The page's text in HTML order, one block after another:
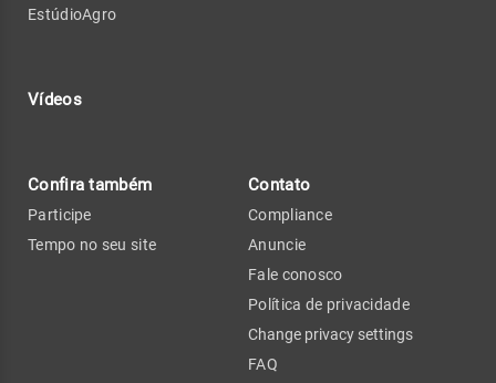
EstúdioAgro
Vídeos
Confira também
Participe
Tempo no seu site
Contato
Compliance
Anuncie
Fale conosco
Política de privacidade
Change privacy settings
FAQ